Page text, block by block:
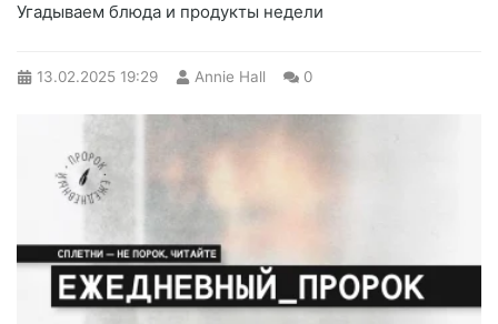
Угадываем блюда и продукты недели
13.02.2025 19:29 Annie Hall 0